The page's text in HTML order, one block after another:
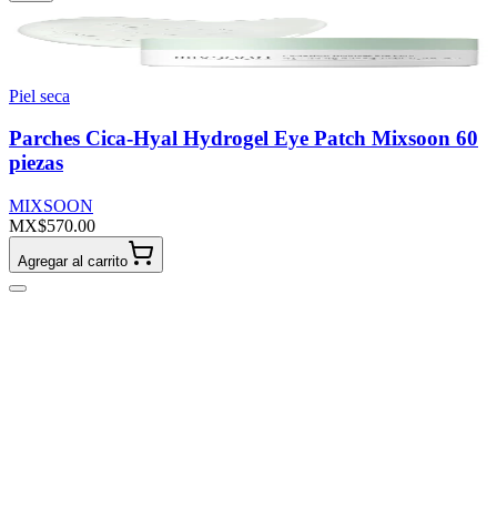
Piel seca
Parches Cica-Hyal Hydrogel Eye Patch Mixsoon 60
piezas
MIXSOON
MX$570.00
Agregar al carrito